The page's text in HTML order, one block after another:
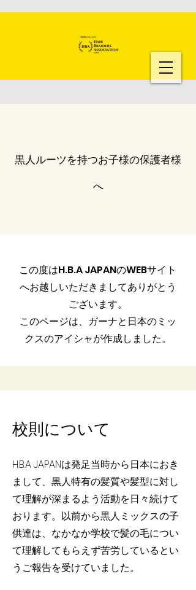
黒人ルーツを持つお子様の保護者様
へ
この度はH.B.A JAPANのWEBサイト
へお越しいただきましてありがとう
ございます。
​このページは、ガーナと日本のミッ
クスのアイシャが作成しました。
​校則について
H.B.A JAPANは発足当時から日本におき
まして、黒人特有の髪質や髪型に対し
て理解が深まるよう活動を日々続けて
おります。以前から黒人ミックスの子
供達は、なかなか学校で髪の毛につい
て理解してもらえず苦労しているとい
うご報告を受けていました。